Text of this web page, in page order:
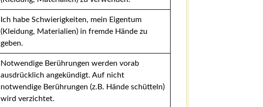
Ich habe Schwierigkeiten, mein Eigentum
(Kleidung, Materialien) in fremde Hände zu
geben.
Notwendige Berührungen werden vorab
ausdrücklich angekündigt. Auf nicht
notwendige Berührungen (z.B. Hände schütteln)
wird verzichtet.